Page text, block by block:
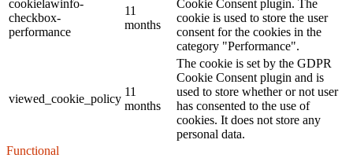
cookielawinfo-
checkbox-
performance
11
months
Cookie Consent plugin. The
cookie is used to store the user
consent for the cookies in the
category "Performance".
viewed_cookie_policy
11
months
The cookie is set by the GDPR
Cookie Consent plugin and is
used to store whether or not user
has consented to the use of
cookies. It does not store any
personal data.
Functional